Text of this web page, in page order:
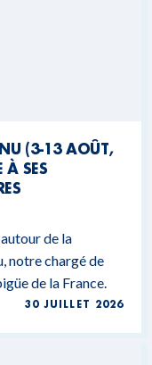
(3-13 AOÛT,
À SES
de la
notre chargé de
de la France.
30 JUILLET 2026